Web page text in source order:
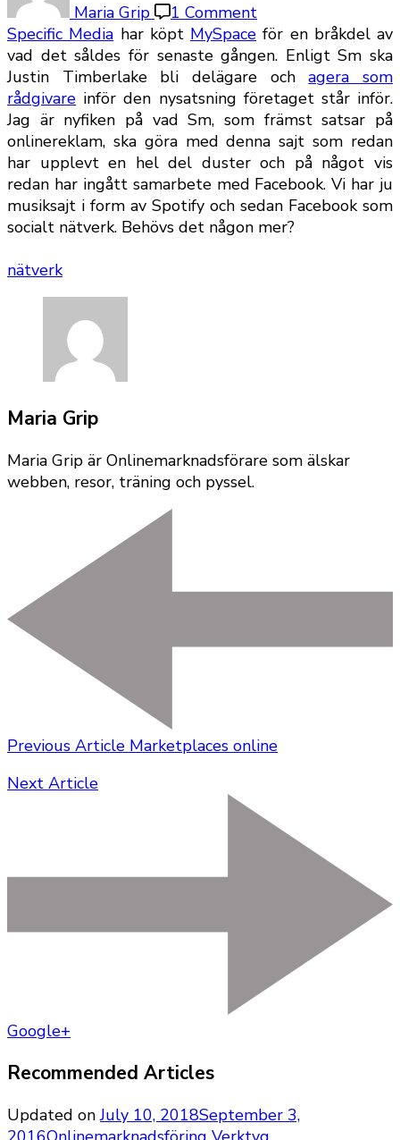
Maria Grip 1 Comment
får
ny
kraft?
Specific Media har köpt MySpace för en bråkdel av
vad det såldes för senaste gången. Enligt Sm ska
Justin Timberlake bli delägare ochagera som
rådgivare inför den nysatsning företaget står inför.
Jag är nyfiken på vad Sm, som främst satsar på
onlinereklam, ska göra med denna sajt som redan
har upplevt en hel del duster och på något vis
redan har ingått samarbete med Facebook. Vi har ju
musiksajt i form av Spotify och sedan Facebook som
socialt nätverk. Behövs det någon mer?
nätverk
Maria Grip
Maria Grip är Onlinemarknadsförare som älskar
webben, resor, träning och pyssel.
Previous Article Marketplaces online
Next Article
Google+
Recommended Articles
Updated onJuly 10, 2018September 3,